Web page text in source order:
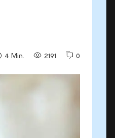
0
2191
4 Min.